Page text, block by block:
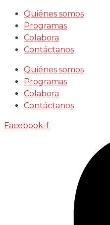
Saltar
contenido
Quiénes somos
Programas
Colabora
Contáctanos
Quiénes somos
Programas
Colabora
Contáctanos
Facebook-f